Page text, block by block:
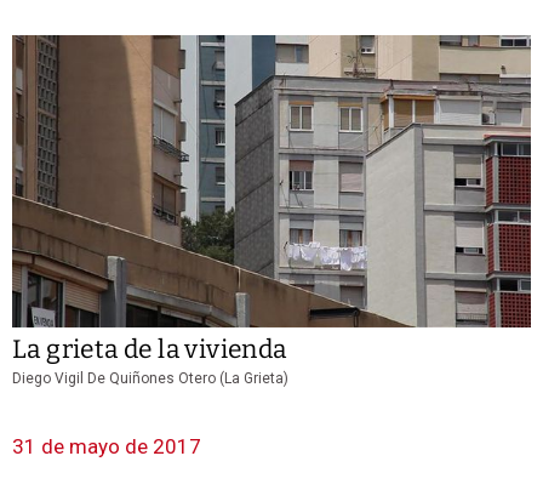
La grieta de la vivienda
Diego Vigil De Quiñones Otero (La Grieta)
31 de mayo de 2017